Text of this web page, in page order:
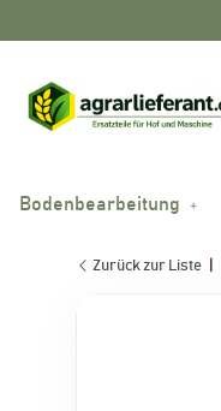
Bodenbearbeitung
Zurück zur Liste